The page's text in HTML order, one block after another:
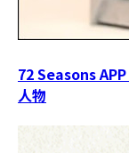
72 Seasons
人物